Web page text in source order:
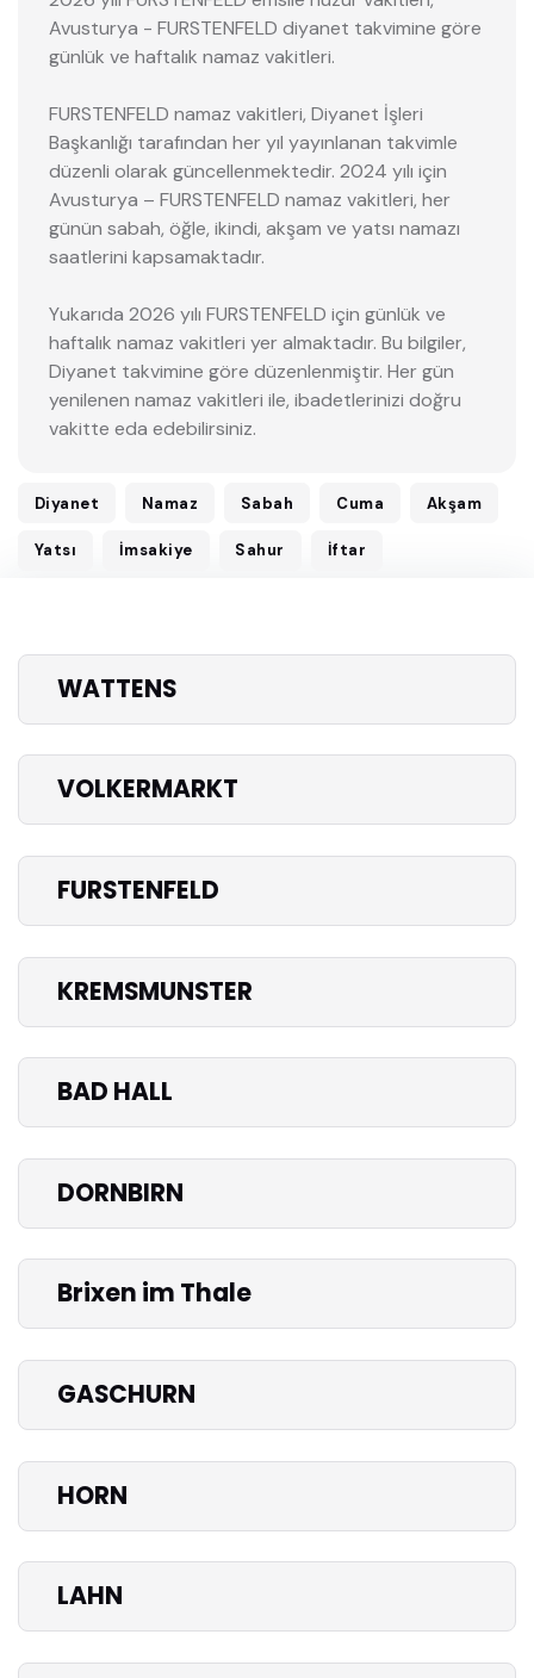
Avusturya - FURSTENFELD diyanet takvimine göre
günlük ve haftalık namaz vakitleri.
FURSTENFELD namaz vakitleri, Diyanet İşleri
Başkanlığı tarafından her yıl yayınlanan takvimle
düzenli olarak güncellenmektedir. 2024 yılı için
Avusturya – FURSTENFELD namaz vakitleri, her
günün sabah, öğle, ikindi, akşam ve yatsı namazı
saatlerini kapsamaktadır.
Yukarıda 2026 yılı FURSTENFELD için günlük ve
haftalık namaz vakitleri yer almaktadır. Bu bilgiler,
Diyanet takvimine göre düzenlenmiştir. Her gün
yenilenen namaz vakitleri ile, ibadetlerinizi doğru
vakitte eda edebilirsiniz.
Diyanet Namaz Sabah Cuma Akşam
Yatsı İmsakiye Sahur İftar
WATTENS
VOLKERMARKT
FURSTENFELD
KREMSMUNSTER
BAD HALL
DORNBIRN
Brixen im Thale
GASCHURN
HORN
LAHN